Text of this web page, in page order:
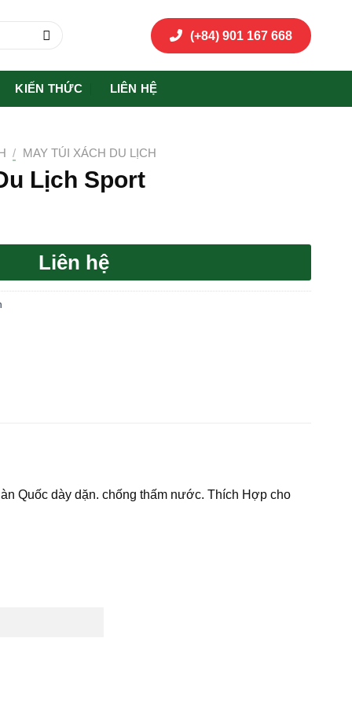
(+84) 901 167 668
KIẾN THỨC LIÊN HỆ
/ MAY TÚI XÁCH DU LỊCH
Lịch Sport
Liên hệ
Quốc dày dặn. chống thấm nước. Thích Hợp cho